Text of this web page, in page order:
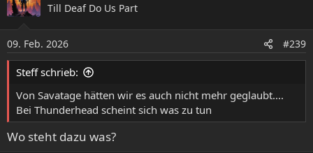
Till Deaf Do Us Part
09. Feb. 2026 #239
Steff schrieb:
Von Savatage hätten wir es auch nicht mehr geglaubt....
Bei Thunderhead scheint sich was zu tun
Wo steht dazu was?